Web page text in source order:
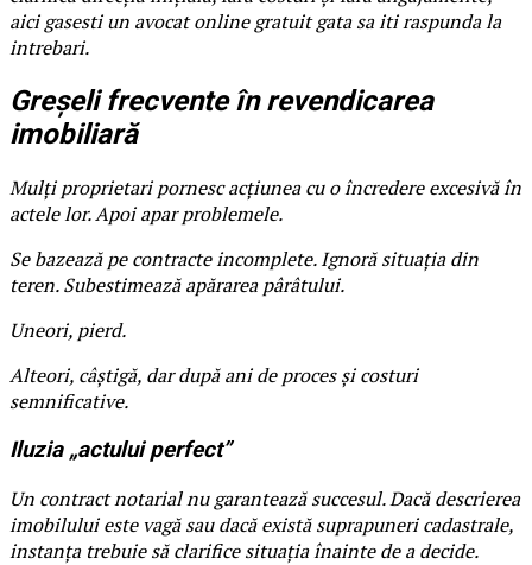
aici gasesti un avocat online gratuit gata sa iti raspunda la
intrebari.
Greșeli frecvente în revendicarea
imobiliară
Mulți proprietari pornesc acțiunea cu o încredere excesivă în
actele lor. Apoi apar problemele.
Se bazează pe contracte incomplete. Ignoră situația din
teren. Subestimează apărarea pârâtului.
Uneori, pierd.
Alteori, câștigă, dar după ani de proces și costuri
semnificative.
Iluzia „actului perfect”
Un contract notarial nu garantează succesul. Dacă descrierea
imobilului este vagă sau dacă există suprapuneri cadastrale,
instanța trebuie să clarifice situația înainte de a decide.